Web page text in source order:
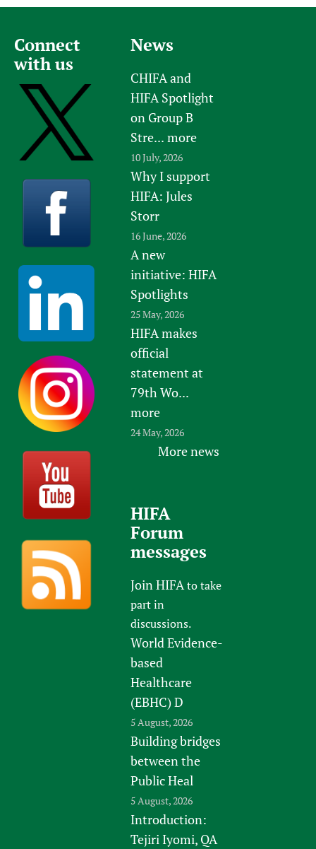
Connect
with us
News
CHIFA and
HIFA Spotlight
on Group B
Stre... more
10 July, 2026
Why I support
HIFA: Jules
Storr
16 June, 2026
A new
initiative: HIFA
Spotlights
25 May, 2026
HIFA makes
official
statement at
79th Wo...
more
24 May, 2026
More news
HIFA
Forum
messages
Join HIFAto take
part in
discussions.
World Evidence-
based
Healthcare
(EBHC) D
5 August, 2026
Building bridges
between the
Public Heal
5 August, 2026
Introduction:
Tejiri Iyomi, QA